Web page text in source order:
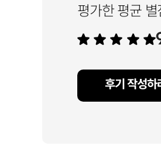
평가한 평균 별
후기 작성하